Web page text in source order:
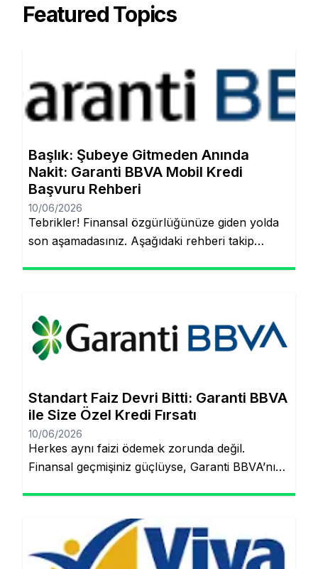
Featured Topics
Başlık: Şubeye Gitmeden Anında
Nakit: Garanti BBVA Mobil Kredi
Başvuru Rehberi
10/06/2026
Tebrikler! Finansal özgürlüğünüze giden yolda
son aşamadasınız. Aşağıdaki rehberi takip
artık çok daha kolay! Şubeye gitmenize veya
tomarla evrak imzalamanıza gerek kalmadan,
Garanti BBVA’nın dijital müşteri olma
sağlayabilirsiniz. İşte pürüzsüz bir deneyim için
Standart Faiz Devri Bitti: Garanti BBVA
ile Size Özel Kredi Fırsatı
10/06/2026
Herkes aynı faizi ödemek zorunda değil.
Finansal geçmişiniz güçlüyse, Garanti BBVA’nın
Aynı sayfada kalacaksınız. Standart Kredi
Anlayışı Tarih Oluyor: Başkalarının Finansal
Riskini Neden Siz Üstlenesiniz? Yıllardır